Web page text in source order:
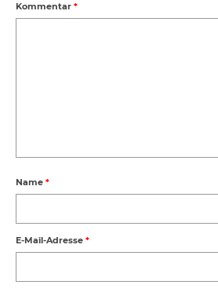
Kommentar *
Name *
E-Mail-Adresse *